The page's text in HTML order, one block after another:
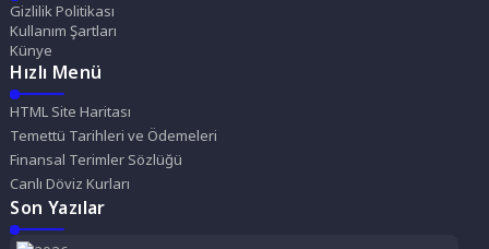
Gizlilik Politikası
Kullanım Şartları
Künye
Hızlı Menü
HTML Site Haritası
Temettü Tarihleri ve Ödemeleri
Finansal Terimler Sözlüğü
Canlı Döviz Kurları
Son Yazılar